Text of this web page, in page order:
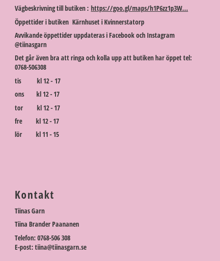
Vägbeskrivning till butiken : https://goo.gl/maps/h1P6zz1p3W...
Öppettider i butiken Kärnhuset i Kvinnerstatorp
Avvikande öppettider uppdateras i Facebook och Instagram
@tiinasgarn
Det går även bra att ringa och kolla upp att butiken har öppet tel:
0768-506308
tis kl 12 - 17
ons kl 12 - 17
tor kl 12 - 17
fre kl 12 - 17
lör kl 11 - 15
Kontakt
Tiinas Garn
Tiina Brander Paananen
Telefon: 0768-506 308
E-post: tiina@tiinasgarn.se